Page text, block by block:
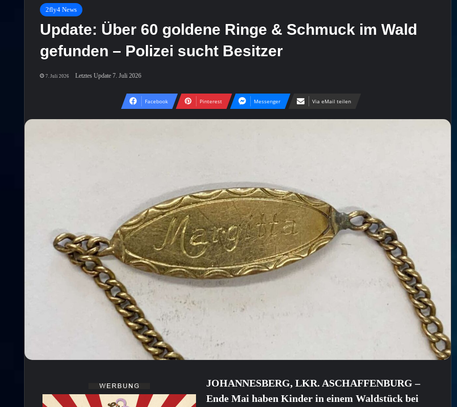
2fly4 News
Update: Über 60 goldene Ringe & Schmuck im Wald
gefunden – Polizei sucht Besitzer
7. Juli 2026 Letztes Update 7. Juli 2026
Facebook Pinterest Messenger Via eMail teilen
JOHANNESBERG, LKR. ASCHAFFENBURG –
Ende Mai haben Kinder in einem Waldstück bei